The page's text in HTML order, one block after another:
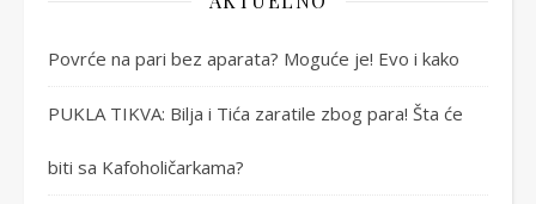
Povrće na pari bez aparata? Moguće je! Evo i kako
PUKLA TIKVA: Bilja i Tića zaratile zbog para! Šta će
biti sa Kafoholičarkama?